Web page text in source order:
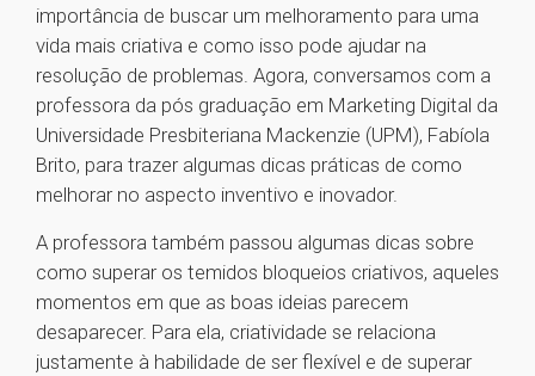
importância de buscar um melhoramento para uma
vida mais criativa e como isso pode ajudar na
resolução de problemas. Agora, conversamos com a
professora da pós graduação em Marketing Digital da
Universidade Presbiteriana Mackenzie (UPM), Fabíola
Brito, para trazer algumas dicas práticas de como
melhorar no aspecto inventivo e inovador.
A professora também passou algumas dicas sobre
como superar os temidos bloqueios criativos, aqueles
momentos em que as boas ideias parecem
desaparecer. Para ela, criatividade se relaciona
justamente à habilidade de ser flexível e de superar